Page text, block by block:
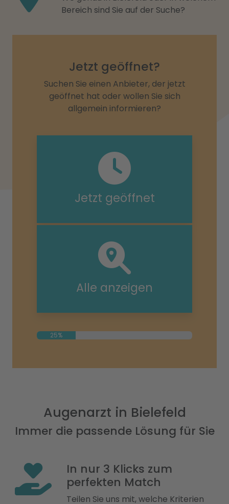
Bereich sind Sie auf der Suche?
Jetzt geöffnet?
Suchen Sie einen Anbieter, der jetzt
geöffnet hat oder wollen Sie sich
allgemein informieren?
Jetzt geöffnet
Alle anzeigen
25%
Augenarzt in Bielefeld
Immer die passende Lösung für Sie
In nur 3 Klicks zum
perfekten Match
Teilen Sie uns mit, welche Kriterien